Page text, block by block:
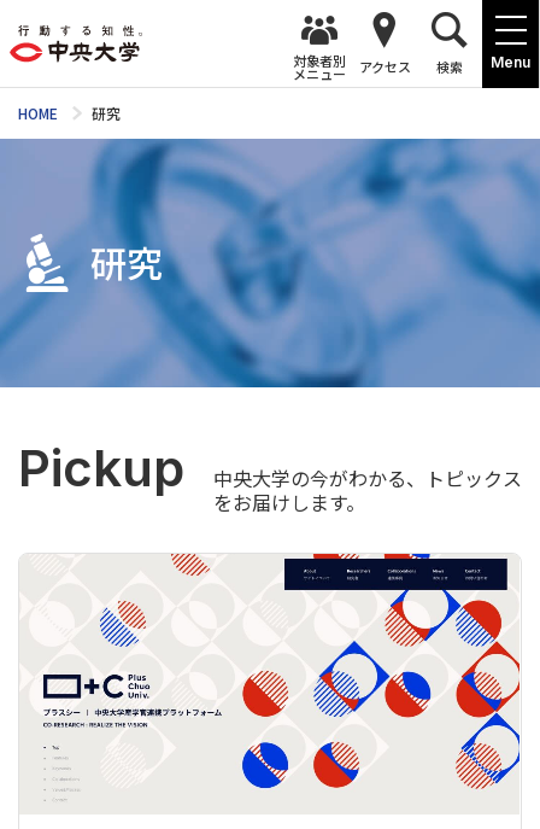
Menu
対象者別
メニュー アクセス 検索
HOME 研究
研究
Pickup
中央大学の今がわかる、トピックス
をお届けします。